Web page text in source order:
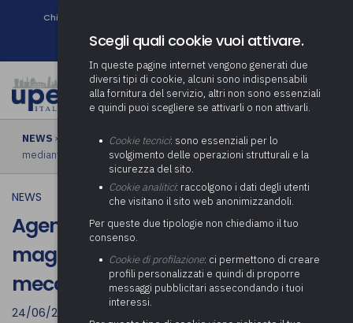
Chi siamo
Newsletter
NEWS › Agenzia delle Entrate, recupero maggiore IVA versata
mediante il meccanismo dello split payment
NEWS
Agenzia delle Entrate, recupero
maggiore IVA versata mediante il
meccanismo dello split payment
24/06/2021
Scegli quali cookie vuoi attivare.
In queste pagine internet vengono generati due
diversi tipi di cookie, alcuni sono indispensabili
alla fornitura del servizio, altri non sono essenziali
e quindi puoi scegliere se attivarli o non attivarli.
Cookie tecnici: sono essenziali per lo
svolgimento delle operazioni strutturali e la
sicurezza del sito.
Cookie analitici: raccolgono i dati degli utenti
che visitano il sito web anonimizzandoli.
Per queste due tipologie non chiediamo il tuo
consenso.
Cookie di profilazione: ci permettono di creare
profili personalizzati e quindi di proporre
messaggi pubblicitari assecondando i tuoi
interessi.